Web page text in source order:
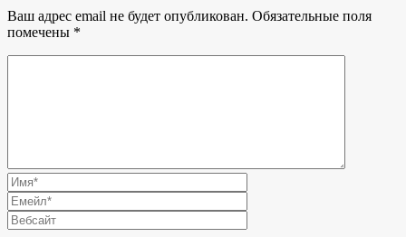
Ваш адрес email не будет опубликован. Обязательные поля
помечены *